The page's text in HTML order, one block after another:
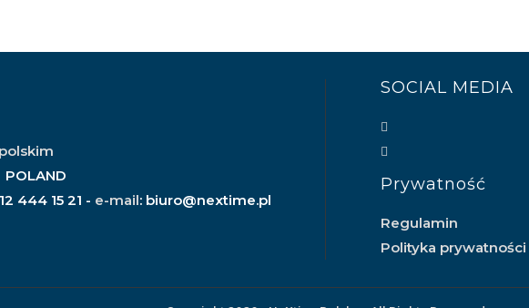
POLAND
444 15 21 - e-mail: biuro@nextime.pl
SOCIAL MEDIA
Prywatność
Regulamin
Polityka prywatności